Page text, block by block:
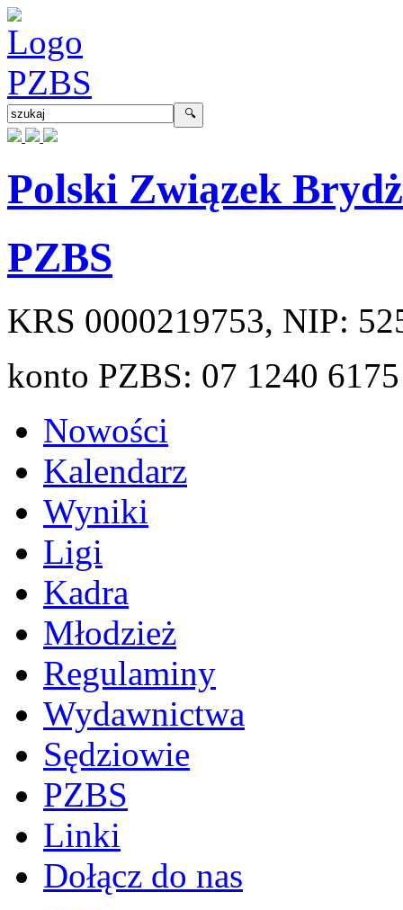
Polski Związek
PZBS
KRS 0000219753, NIP:
konto PZBS: 07 1240
Nowości
Kalendarz
Wyniki
Ligi
Kadra
Młodzież
Regulaminy
Wydawnictwa
Sędziowie
PZBS
Linki
Dołącz do nas